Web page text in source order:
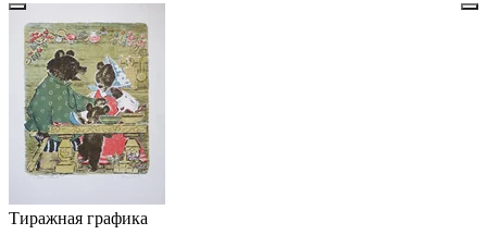
Тиражная графика